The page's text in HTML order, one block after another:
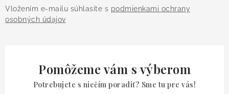
Vložením e-mailu súhlasíte s podmienkami ochrany
osobných údajov
Pomôžeme vám s výberom
Potrebujete s niečím poradiť? Sme tu pre vás!